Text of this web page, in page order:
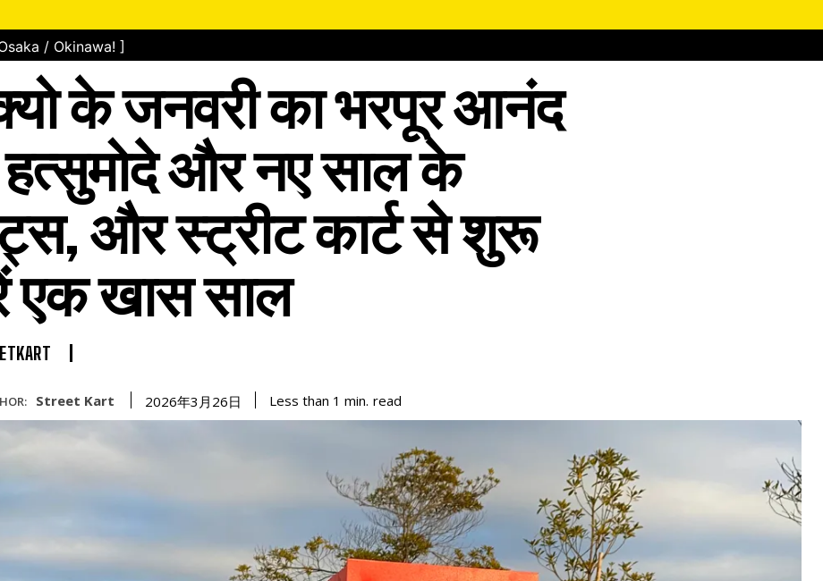
/ Okinawa! ]
के जनवरी का भरपूर आनंद
और नए साल के
और स्ट्रीट कार्ट से शुरू
एक खास साल
Street Kart 2026年3月26日 Less than 1 min. read